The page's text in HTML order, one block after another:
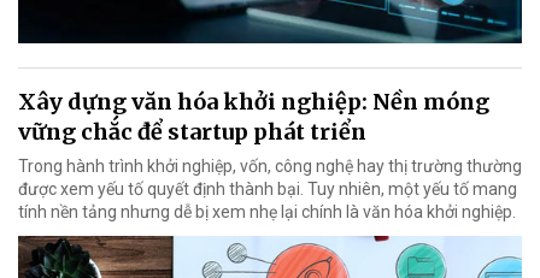
Xây dựng văn hóa khởi nghiệp: Nền móng
vững chắc để startup phát triển
Trong hành trình khởi nghiệp, vốn, công nghệ hay thị trường thường
được xem yếu tố quyết định thành bại. Tuy nhiên, một yếu tố mang
tính nền tảng nhưng dễ bị xem nhẹ lại chính là văn hóa khởi nghiệp.